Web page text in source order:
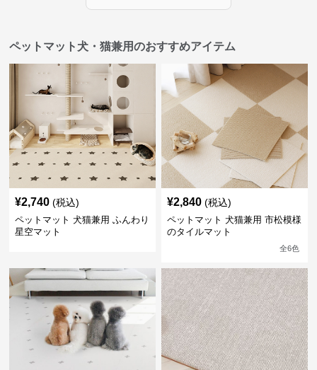
ペットマット犬・猫兼用のおすすめアイテム
¥2,740 (税込)
ペットマット 犬猫兼用 ふんわり
星空マット
¥2,840 (税込)
ペットマット 犬猫兼用 市松模様
のタイルマット
全6色